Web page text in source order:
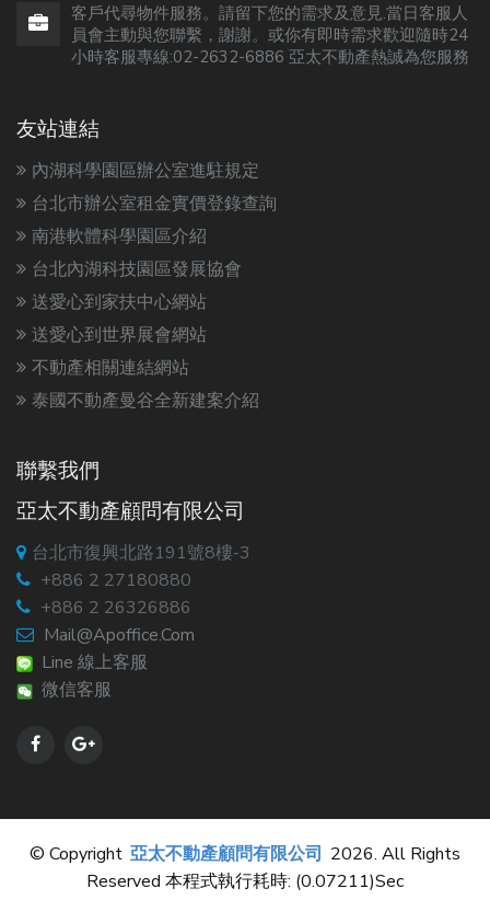
客戶代尋物件服務。請留下您的需求及意見.當日客服人
員會主動與您聯繫，謝謝。或你有即時需求歡迎隨時24
小時客服專線:02-2632-6886 亞太不動產熱誠為您服務
友站連結
內湖科學園區辦公室進駐規定
台北市辦公室租金實價登錄查詢
南港軟體科學園區介紹
台北內湖科技園區發展協會
送愛心到家扶中心網站
送愛心到世界展會網站
不動產相關連結網站
泰國不動產曼谷全新建案介紹
聯繫我們
亞太不動產顧問有限公司
台北市復興北路191號8樓-3
+886 2 27180880
+886 2 26326886
Mail@apoffice.com
Line 線上客服
微信客服
© Copyright 亞太不動產顧問有限公司 2026. All Rights
Reserved 本程式執行耗時: (0.07211)sec